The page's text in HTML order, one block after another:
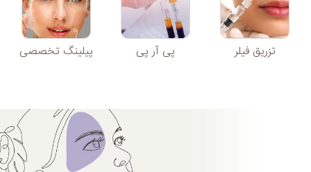
تزریق فیلر پی آر پی پیلینگ تخصصی